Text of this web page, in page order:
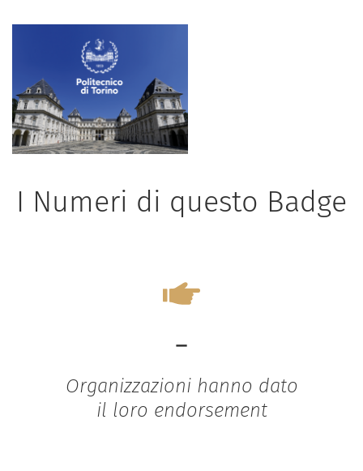
I Numeri di questo Badge
-
Organizzazioni hanno dato
il loro endorsement